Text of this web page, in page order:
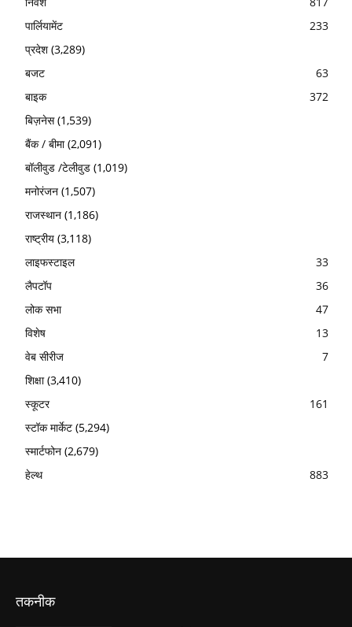
पार्लियामेंट
233
प्रदेश(3,289)
बजट
63
बाइक
372
बिज़नेस(1,539)
बैंक / बीमा(2,091)
बॉलीवुड /टेलीवुड (1,019)
मनोरंजन (1,507)
राजस्थान (1,186)
राष्ट्रीय (3,118)
लाइफस्टाइल
33
लैपटॉप
36
लोक सभा
47
विशेष
13
वेब सीरीज
7
शिक्षा(3,410)
स्कूटर
161
स्टॉक मार्केट (5,294)
स्मार्टफोन (2,679)
हेल्थ
883
तकनीक